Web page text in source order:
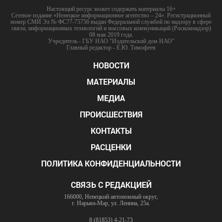
Настоящий ресурс может содержать материалы 16+
Сетевое издание «Ненецкое информационное агентство – 24». Регистрационный
номер СМИ Эл № ФС77-75756 выдан Федеральной службой по надзору в сфере
связи, информационных технологий и массовых коммуникаций (Роскомнадзор)
08 мая 2019 года.
Учредитель - ГБУ НАО "Издательский дом НАО"
Главный редактор - Е.Ю. Тимофеев
НОВОСТИ
МАТЕРИАЛЫ
МЕДИА
ПРОИСШЕСТВИЯ
КОНТАКТЫ
РАСЦЕНКИ
ПОЛИТИКА КОНФИДЕНЦИАЛЬНОСТИ
СВЯЗЬ С РЕДАКЦИЕЙ
166000, Ненецкий автономный округ,
г. Нарьян-Мар, ул. Ленина, 25а.
8 (81853) 4-21-73